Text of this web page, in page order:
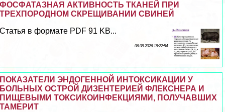
ФОСФАТАЗНАЯ АКТИВНОСТЬ ТКАНЕЙ ПРИ
ТРЕХПОРОДНОМ СКРЕЩИВАНИИ СВИНЕЙ
Статья в формате PDF 91 KB...
06 08 2026 18:22:54
ПОКАЗАТЕЛИ ЭНДОГЕННОЙ ИНТОКСИКАЦИИ У
БОЛЬНЫХ ОСТРОЙ ДИЗЕНТЕРИЕЙ ФЛЕКСНЕРА И
ПИЩЕВЫМИ ТОКСИКОИНФЕКЦИЯМИ, ПОЛУЧАВШИХ
ТАМЕРИТ